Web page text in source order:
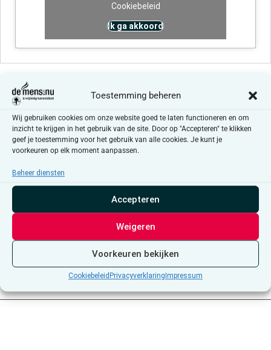
Toestemming beheren
Wij gebruiken cookies om onze website goed te laten functioneren en om
inzicht te krijgen in het gebruik van de site. Door op "Accepteren" te klikken
geef je toestemming voor het gebruik van alle cookies. Je kunt je
voorkeuren op elk moment aanpassen.
Beheer diensten
Accepteren
Weigeren
Voorkeuren bekijken
Cookiebeleid Privacyverklaring Impressum
Cookiebeleid
Ik ga akkoord
Evenementen at this locatie
Bericht
Aankomende
een
datum.VorigeEvenementen